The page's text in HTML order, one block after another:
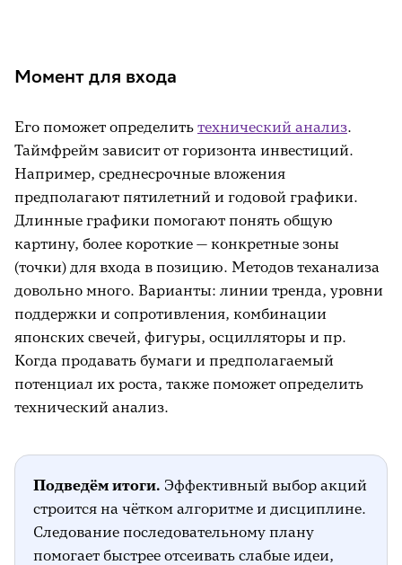
Момент для входа
Его поможет определить технический анализ.
Таймфрейм зависит от горизонта инвестиций.
Например, среднесрочные вложения
предполагают пятилетний и годовой графики.
Длинные графики помогают понять общую
картину, более короткие — конкретные зоны
(точки) для входа в позицию. Методов теханализа
довольно много. Варианты: линии тренда, уровни
поддержки и сопротивления, комбинации
японских свечей, фигуры, осцилляторы и пр.
Когда продавать бумаги и предполагаемый
потенциал их роста, также поможет определить
технический анализ.
Подведём итоги. Эффективный выбор акций
строится на чётком алгоритме и дисциплине.
Следование последовательному плану
помогает быстрее отсеивать слабые идеи,